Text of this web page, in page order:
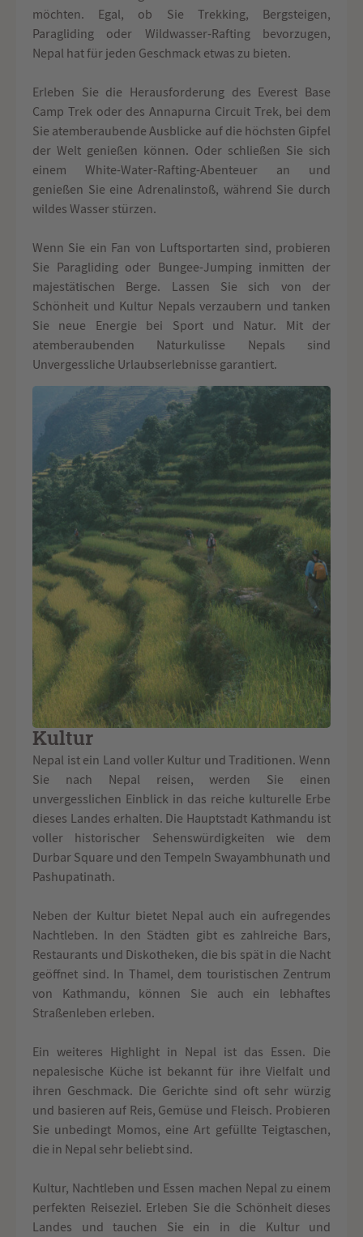
möchten. Egal, ob Sie Trekking, Bergsteigen,
Paragliding oder Wildwasser-Rafting bevorzugen,
Nepal hat für jeden Geschmack etwas zu bieten.
Erleben Sie die Herausforderung des Everest Base
Camp Trek oder des Annapurna Circuit Trek, bei dem
Sie atemberaubende Ausblicke auf die höchsten Gipfel
der Welt genießen können. Oder schließen Sie sich
einem White-Water-Rafting-Abenteuer an und
genießen Sie eine Adrenalinstoß, während Sie durch
wildes Wasser stürzen.
Wenn Sie ein Fan von Luftsportarten sind, probieren
Sie Paragliding oder Bungee-Jumping inmitten der
majestätischen Berge. Lassen Sie sich von der
Schönheit und Kultur Nepals verzaubern und tanken
Sie neue Energie bei Sport und Natur. Mit der
atemberaubenden Naturkulisse Nepals sind
Unvergessliche Urlaubserlebnisse garantiert.
Kultur
Nepal ist ein Land voller Kultur und Traditionen. Wenn
Sie nach Nepal reisen, werden Sie einen
unvergesslichen Einblick in das reiche kulturelle Erbe
dieses Landes erhalten. Die Hauptstadt Kathmandu ist
voller historischer Sehenswürdigkeiten wie dem
Durbar Square und den Tempeln Swayambhunath und
Pashupatinath.
Neben der Kultur bietet Nepal auch ein aufregendes
Nachtleben. In den Städten gibt es zahlreiche Bars,
Restaurants und Diskotheken, die bis spät in die Nacht
geöffnet sind. In Thamel, dem touristischen Zentrum
von Kathmandu, können Sie auch ein lebhaftes
Straßenleben erleben.
Ein weiteres Highlight in Nepal ist das Essen. Die
nepalesische Küche ist bekannt für ihre Vielfalt und
ihren Geschmack. Die Gerichte sind oft sehr würzig
und basieren auf Reis, Gemüse und Fleisch. Probieren
Sie unbedingt Momos, eine Art gefüllte Teigtaschen,
die in Nepal sehr beliebt sind.
Kultur, Nachtleben und Essen machen Nepal zu einem
perfekten Reiseziel. Erleben Sie die Schönheit dieses
Landes und tauchen Sie ein in die Kultur und